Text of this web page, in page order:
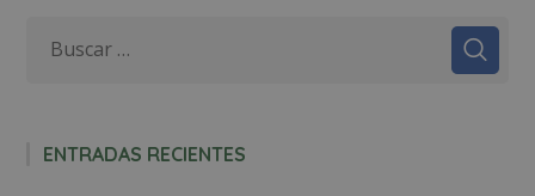
ENTRADAS RECIENTES